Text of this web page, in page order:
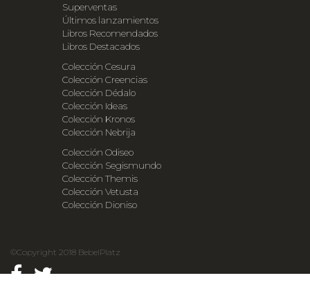
Superventas
Últimos lanzamientos
Libros Recomendados
Libros Destacados
Colección Cesura
Colección Creencias
Colección Dédalo
Colección Ideas
Colección Kronos
Colección Nebrija
Colección Odiseo
Colección Segismundo
Colección Themis
Colección Vetusta
Colección Dioniso
©Copyright 2018 BebelPlatz